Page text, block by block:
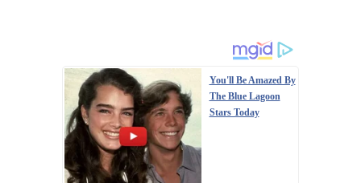
You'll Be Amazed By
The Blue Lagoon
Stars Today